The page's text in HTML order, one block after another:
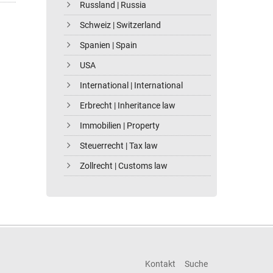
Russland | Russia
Schweiz | Switzerland
Spanien | Spain
USA
International | International
Erbrecht | Inheritance law
Immobilien | Property
Steuerrecht | Tax law
Zollrecht | Customs law
Kontakt Suche